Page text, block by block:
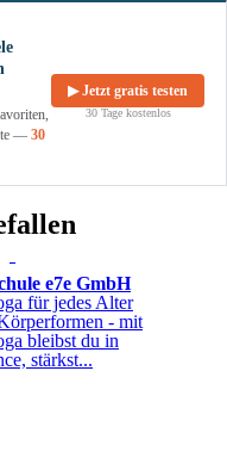
—30
▶ Jetzt gratis testen
30 Tage kostenlos
e7e GmbH
für jedes Alter
- mit
bleibst du in
stärkst...